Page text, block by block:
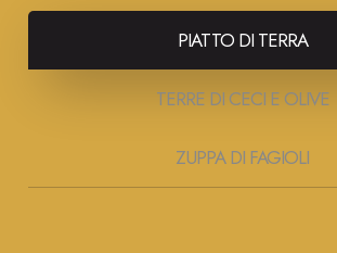
PIATTO DI TERRA
TERRE DI CECI E OLIVE
ZUPPA DI FAGIOLI